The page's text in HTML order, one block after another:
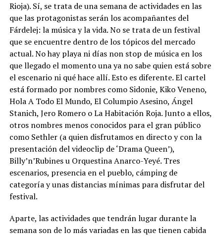
Rioja). Sí, se trata de una semana de actividades en las
que las protagonistas serán los acompañantes del
Fárdelej: la música y la vida. No se trata de un festival
que se encuentre dentro de los tópicos del mercado
actual. No hay playa ni días non stop de música en los
que llegado el momento una ya no sabe quien está sobre
el escenario ni qué hace allí. Esto es diferente. El cartel
está formado por nombres como Sidonie, Kiko Veneno,
Hola A Todo El Mundo, El Columpio Asesino, Ángel
Stanich, Jero Romero o La Habitación Roja. Junto a ellos,
otros nombres menos conocidos para el gran público
como Sethler (a quien disfrutamos en directo y con la
presentación del videoclip de ‘Drama Queen’),
Billy’n’Rubines u Orquestina Anarco-Yeyé. Tres
escenarios, presencia en el pueblo, cámping de
categoría y unas distancias mínimas para disfrutar del
festival.
Aparte, las actividades que tendrán lugar durante la
semana son de lo más variadas en las que tienen cabida